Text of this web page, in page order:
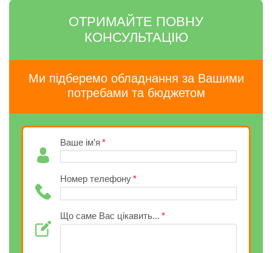
ОТРИМАЙТЕ ПОВНУ
КОНСУЛЬТАЦІЮ
Ми підберемо обладнання за Вашими
потребами та бюджетом
Ваше ім’я
Номер телефону
Що саме Вас цікавить...